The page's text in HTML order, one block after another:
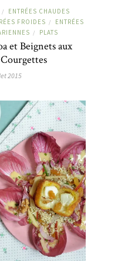
/
ENTRÉES CHAUDES
FROIDES /
ENTRÉES
/ PLATS
et Beignets aux
2015